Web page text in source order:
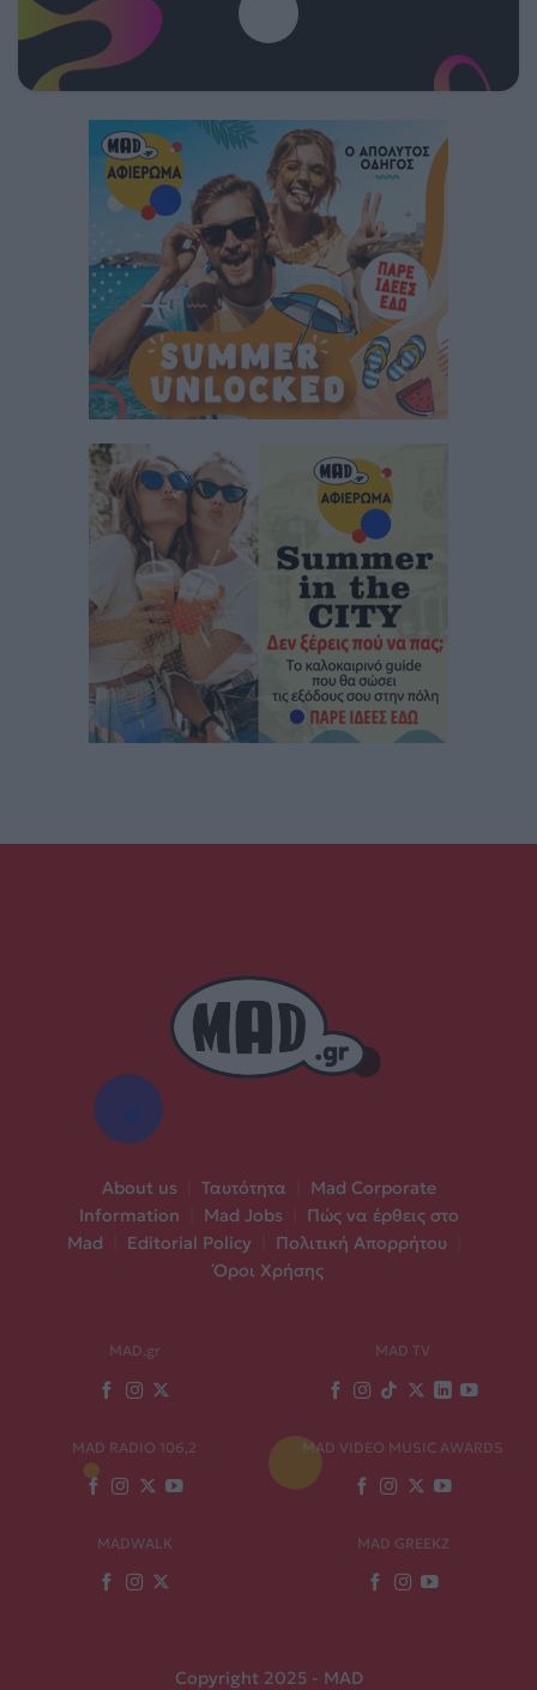
About us Ταυτότητα
Mad Corporate
Information
Mad Jobs
Πώς να έρθεις στο
Mad
Editorial Policy Πολιτική Απορρήτου
Όροι Χρήσης
MAD.gr MAD TV
MAD RADIO 106,2 MAD VIDEO MUSIC AWARDS
MADWALK MAD GREEKZ
Copyright 2025 - MAD